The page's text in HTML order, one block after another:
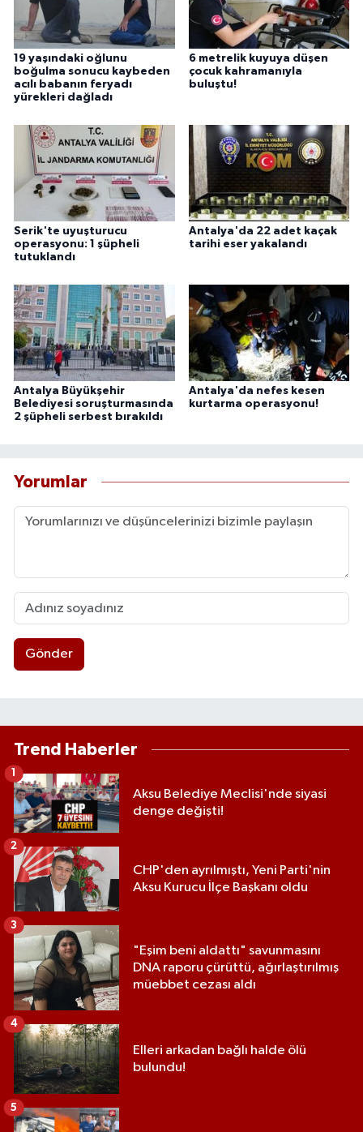
19 yaşındaki oğlunu
boğulma sonucu kaybeden
acılı babanın feryadı
yürekleri dağladı
6 metrelik kuyuya düşen
çocuk kahramanıyla
buluştu!
Serik'te uyuşturucu
operasyonu: 1 şüpheli
tutuklandı
Antalya'da 22 adet kaçak
tarihi eser yakalandı
Antalya Büyükşehir
Belediyesi soruşturmasında
2 şüpheli serbest bırakıldı
Antalya'da nefes kesen
kurtarma operasyonu!
Yorumlar
Gönder
Trend Haberler
Aksu Belediye Meclisi'nde siyasi
denge değişti!
1
CHP'den ayrılmıştı, Yeni Parti'nin
Aksu Kurucu İlçe Başkanı oldu
2
"Eşim beni aldattı" savunmasını
DNA raporu çürüttü, ağırlaştırılmış
müebbet cezası aldı
3
Elleri arkadan bağlı halde ölü
bulundu!
4
5